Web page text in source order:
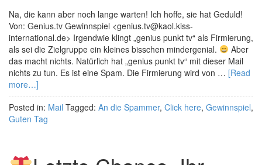
Na, die kann aber noch lange warten! Ich hoffe, sie hat Geduld!
Von: Genius.tv Gewinnspiel <genius.tv@kaol.kiss-
international.de> Irgendwie klingt „genius punkt tv“ als Firmierung,
als sei die Zielgruppe ein kleines bisschen mindergenial.
Aber
das macht nichts. Natürlich hat „genius punkt tv“ mit dieser Mail
nichts zu tun. Es ist eine Spam. Die Firmierung wird von … [Read
more…]
Posted in: Mail Tagged: An die Spammer, Click here, Gewinnspiel,
Guten Tag